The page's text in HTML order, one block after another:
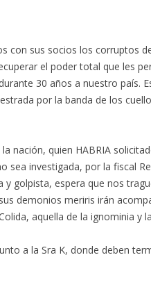
con sus socios los corruptos
el poder total que les
30 años a nuestro país.
por la banda de los
nación, quien HABRIA
sea investigada, por la fiscal
y golpista, espera que nos
demonios meriris irán
aquella de la ignominia y
a la Sra K, donde deben